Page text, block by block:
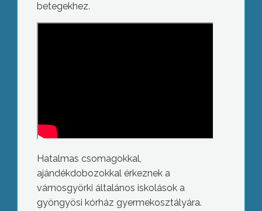
betegekhez.
Hatalmas csomagokkal,
ajándékdobozokkal érkeznek a
vámosgyörki általános iskolások a
gyöngyösi kórház gyermekosztályára.